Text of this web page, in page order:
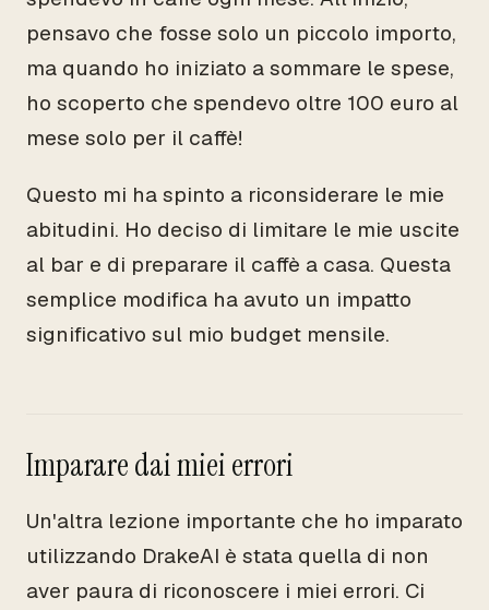
pensavo che fosse solo un piccolo importo,
ma quando ho iniziato a sommare le spese,
ho scoperto che spendevo oltre 100 euro al
mese solo per il caffè!
Questo mi ha spinto a riconsiderare le mie
abitudini. Ho deciso di limitare le mie uscite
al bar e di preparare il caffè a casa. Questa
semplice modifica ha avuto un impatto
significativo sul mio budget mensile.
Imparare dai miei errori
Un'altra lezione importante che ho imparato
utilizzando DrakeAI è stata quella di non
aver paura di riconoscere i miei errori. Ci